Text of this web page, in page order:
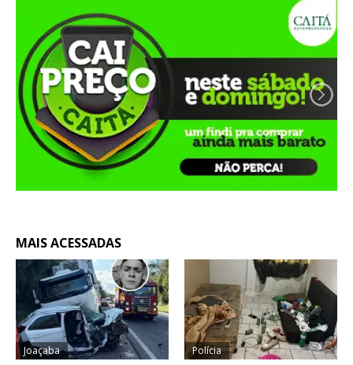
MAIS ACESSADAS
Joaçaba Polícia